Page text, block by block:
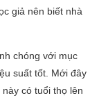
giả nên biết nhà
chóng với mục
suất tốt. Mới đây
có tuổi thọ lên